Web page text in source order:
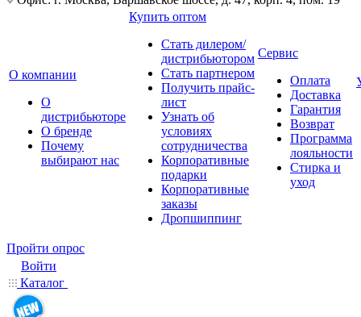
О компании
О
дистрибьюторе
О бренде
Почему
выбирают нас
Купить оптом
Стать дилером/
дистрибьютором
Стать партнером
Получить прайс-
лист
Узнать об
условиях
сотрудничества
Корпоративные
подарки
Корпоративные
заказы
Дропшиппинг
Сервис
Оплата
Доставка
Гарантия
Возврат
Программа
лояльности
Стирка и
уход
Пройти опрос
Войти
Каталог